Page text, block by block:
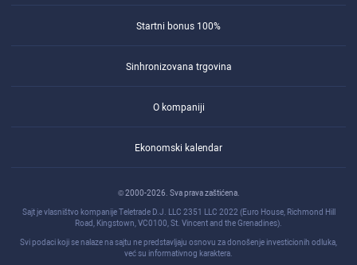
Startni bonus 100%
Sinhronizovana trgovina
O kompaniji
Ekonomski kalendar
© 2000-2026. Sva prava zaštićena.
Sajt je vlasništvo kompanije Teletrade D.J. LLC 2351 LLC 2022 (Euro House, Richmond Hill
Road, Kingstown, VC0100, St. Vincent and the Grenadines).
Svi podaci koji se nalaze na sajtu ne predstavljaju osnovu za donošenje investicionih odluka,
već su informativnog karaktera.